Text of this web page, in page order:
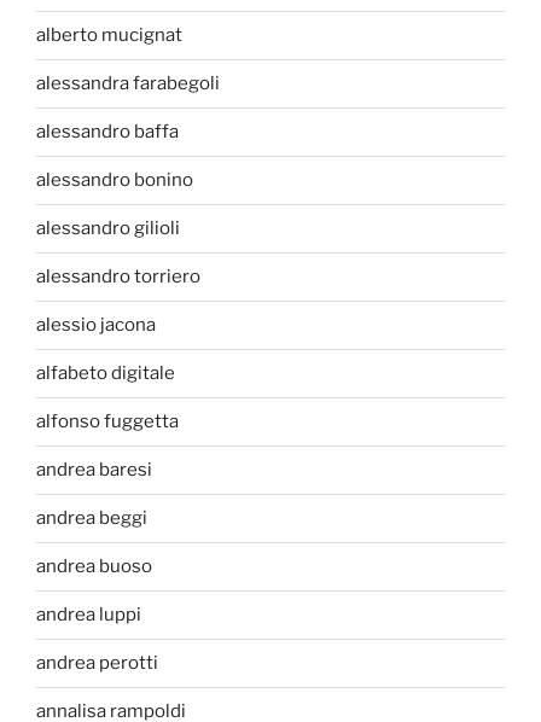
alberto mucignat
alessandra farabegoli
alessandro baffa
alessandro bonino
alessandro gilioli
alessandro torriero
alessio jacona
alfabeto digitale
alfonso fuggetta
andrea baresi
andrea beggi
andrea buoso
andrea luppi
andrea perotti
annalisa rampoldi